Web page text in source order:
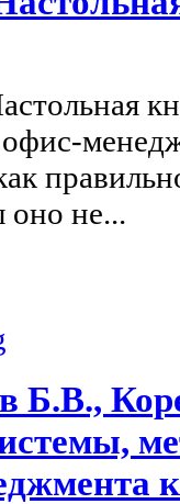
офис-
оно не...
Б.В.,